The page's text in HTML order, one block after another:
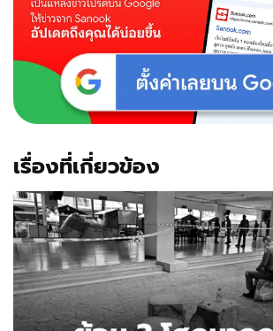
เรื่องที่เกี่ยวข้อง